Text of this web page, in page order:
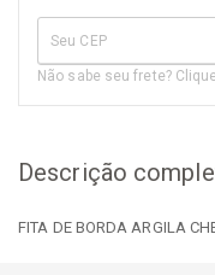
Não sabe seu frete?
Descrição
FITA DE BORDA ARGILA